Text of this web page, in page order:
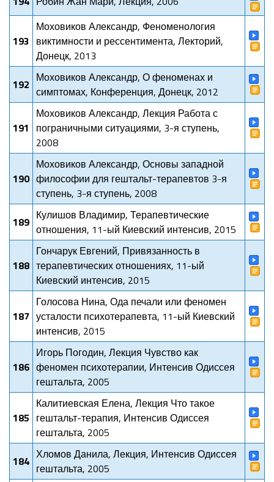
193
Моховиков Александр, Феноменология
виктимности и рессентимента, Лекторий,
Донецк, 2013
192 Моховиков Александр, О феноменах и
симптомах, Конференция, Донецк, 2012
191
Моховиков Александр, Лекция Работа с
пограничными ситуациями, 3-я ступень,
2008
190
Моховиков Александр, Основы западной
философии для гештальт-терапевтов 3-я
ступень, 3-я ступень, 2008
189 Кулишов Владимир, Терапевтические
отношения, 11-ый Киевский интенсив, 2015
188
Гончарук Евгений, Привязанность в
терапевтических отношениях, 11-ый
Киевский интенсив, 2015
187
Голосова Нина, Ода печали или феномен
усталости психотерапевта, 11-ый Киевский
интенсив, 2015
186
Игорь Погодин, Лекция Чувство как
феномен психотерапии, Интенсив Одиссея
гештальта, 2005
185
Калитиевская Елена, Лекция Что такое
гештальт-терапия, Интенсив Одиссея
гештальта, 2005
184 Хломов Данила, Лекция, Интенсив Одиссея
гештальта, 2005